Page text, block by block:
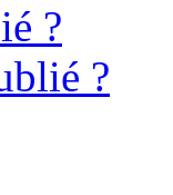
?
?